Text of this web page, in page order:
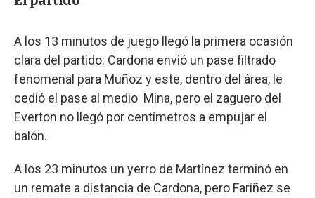
A los 13 minutos de juego llegó la primera ocasión
clara del partido: Cardona envió un pase filtrado
fenomenal para Muñoz y este, dentro del área, le
cedió el pase al medio Mina, pero el zaguero del
Everton no llegó por centímetros a empujar el
balón.
A los 23 minutos un yerro de Martínez terminó en
un remate a distancia de Cardona, pero Fariñez se